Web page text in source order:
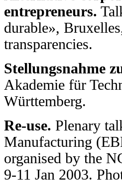
entrepreneurs.
durable»,
transparencies.
Stellungsnahme
Akademie für
Württemberg.
Re-use. Plenary
Manufacturing
organised by the
9-11 Jan 2003.